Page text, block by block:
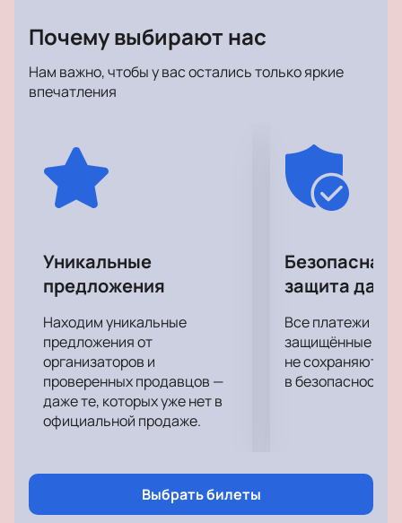
этот спектакль без преувеличения можно было
художественного оформления.
Такие задачи, как сопереживание героям,
выбрать из жизненных ситуаций, в которых
оказались волею сюжета полностью достигнуты в
этой работе.
Спектакль получился очень тонким, чувственным,
выдержанное дорогое вино, оставляет приятное
послевкусие и желание насладиться увиденным
вновь.
Почему выбирают нас
Нам важно, чтобы у вас остались только яркие
впечатления
Уникальные
предложения
Находим уникальные
предложения от
организаторов и
проверенных продавцов —
даже те, которых уже нет в
официальной продаже.
Безопасная
защита
Все платежи
защищённые
не сохраняются
в безопасности.
Выбрать билеты